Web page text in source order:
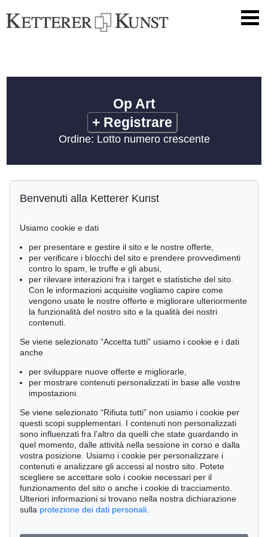
Op Art
+ Registrare
Ordine: Lotto numero crescente
Asta 440 - lot 717
Terry Haggerty
Ohne Titel, 2005
Risultato:€ 6,875
Benvenuti alla Ketterer Kunst
Usiamo cookie e dati
per presentare e gestire il sito e le nostre offerte,
per verificare i blocchi del sito e prendere provvedimenti
contro lo spam, le truffe e gli abusi,
per rilevare interazioni fra i target e statistiche del sito.
Con le informazioni acquisite vogliamo capire come
vengono usate le nostre offerte e migliorare ulteriormente
la funzionalità del nostro sito e la qualità dei nostri
contenuti.
Se viene selezionato “Accetta tutti” usiamo i cookie e i dati
anche
per sviluppare nuove offerte e migliorarle,
per mostrare contenuti personalizzati in base alle vostre
impostazioni.
Se viene selezionato “Rifiuta tutti” non usiamo i cookie per
questi scopi supplementari. I contenuti non personalizzati
sono influenzati fra l’altro da quelli che state guardando in
quel momento, dalle attività nella sessione in corso e dalla
vostra posizione. Usiamo i cookie per personalizzare i
contenuti e analizzare gli accessi al nostro sito. Potete
scegliere se accettare solo i cookie necessari per il
funzionamento del sito o anche i cookie di tracciamento.
Ulteriori informazioni si trovano nella nostra dichiarazione
sulla protezione dei dati personali